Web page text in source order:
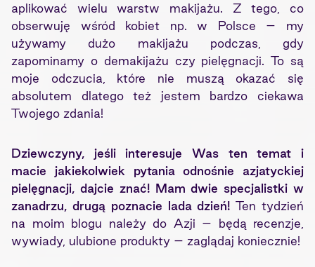
aplikować wielu warstw makijażu. Z tego, co
obserwuję wśród kobiet np. w Polsce – my
używamy dużo makijażu podczas, gdy
zapominamy o demakijażu czy pielęgnacji. To są
moje odczucia, które nie muszą okazać się
absolutem dlatego też jestem bardzo ciekawa
Twojego zdania!
Dziewczyny, jeśli interesuje Was ten temat i
macie jakiekolwiek pytania odnośnie azjatyckiej
pielęgnacji, dajcie znać! Mam dwie specjalistki w
zanadrzu, drugą poznacie lada dzień! Ten tydzień
na moim blogu należy do Azji – będą recenzje,
wywiady, ulubione produkty – zaglądaj koniecznie!